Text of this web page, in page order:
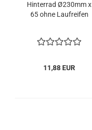
Hinterrad Ø230mm x
65 ohne Laufreifen
11,88 EUR